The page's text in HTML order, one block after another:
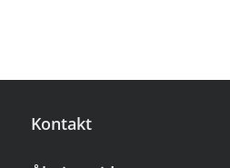
Kontakt